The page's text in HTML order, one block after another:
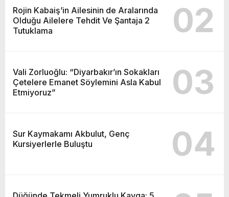
Rojin Kabaiş’in Ailesinin de Aralarında
Olduğu Ailelere Tehdit Ve Şantaja 2
Tutuklama
02
Vali Zorluoğlu: “Diyarbakır’ın Sokakları
Çetelere Emanet Söylemini Asla Kabul
Etmiyoruz”
03
Sur Kaymakamı Akbulut, Genç
Kursiyerlerle Buluştu
04